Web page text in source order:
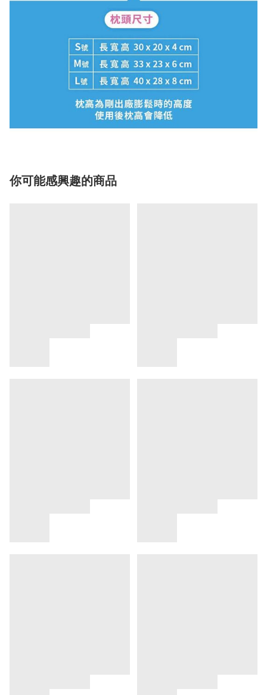
你可能感興趣的商品